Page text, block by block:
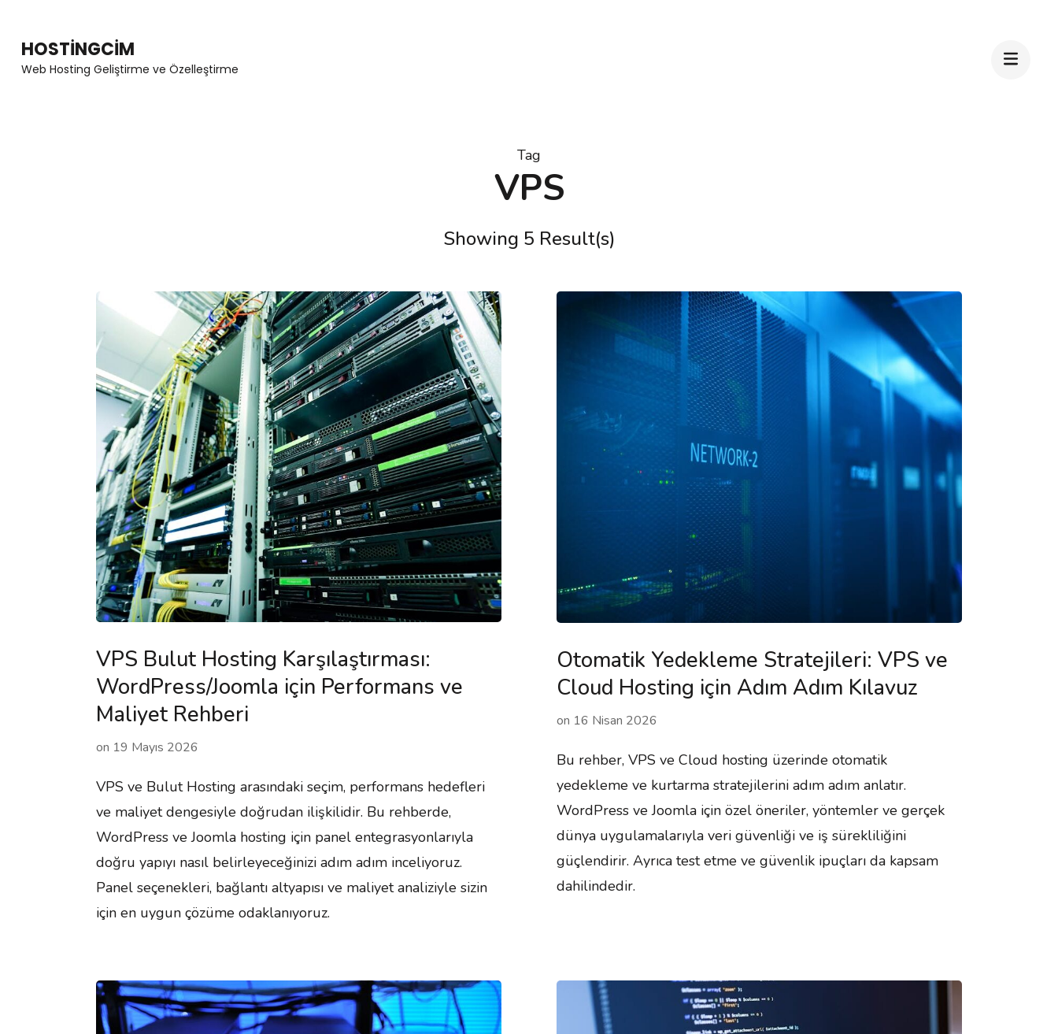
content
HOSTINGCIM
Web Hosting Geliştirme ve Özelleştirme
Tag
VPS
Showing 5 Result(s)
VPS Bulut Hosting Karşılaştırması:
WordPress/Joomla için Performans ve
Maliyet Rehberi
on 19 Mayıs 2026
VPS ve Bulut Hosting arasındaki seçim, performans hedefleri
ve maliyet dengesiyle doğrudan ilişkilidir. Bu rehberde,
WordPress ve Joomla hosting için panel entegrasyonlarıyla
doğru yapıyı nasıl belirleyeceğinizi adım adım inceliyoruz.
Panel seçenekleri, bağlantı altyapısı ve maliyet analiziyle sizin
için en uygun çözüme odaklanıyoruz.
Otomatik Yedekleme Stratejileri: VPS ve
Cloud Hosting için Adım Adım Kılavuz
on 16 Nisan 2026
Bu rehber, VPS ve Cloud hosting üzerinde otomatik
yedekleme ve kurtarma stratejilerini adım adım anlatır.
WordPress ve Joomla için özel öneriler, yöntemler ve gerçek
dünya uygulamalarıyla veri güvenliği ve iş sürekliliğini
güçlendirir. Ayrıca test etme ve güvenlik ipuçları da kapsam
dahilindedir.